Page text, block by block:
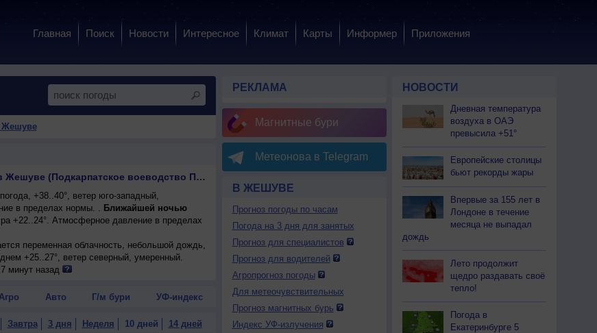
Главная Поиск Новости Интересное Климат Карты Информер Приложения
Жешуве
Прогноз погоды на 10 дней в Жешуве (Подкарпатское воеводство Польша)
+38..40°, ветер юго-западный,
в пределах нормы. . Ближайшей ночью
+22..24°. Атмосферное давление в пределах
переменная облачность, небольшой дождь,
+25..27°, ветер северный, умеренный.
облачность, небольшой дождь, возможна
малооблачная погода; ночью +16..18°,
ночью +12..14°, днем +28..30°, ветер слабый.
минут назад
Авто Г/м бури УФ-индекс
Завтра 3 дня Неделя 10 дней 14 дней
РЕКЛАМА
Магнитные бури
Метеонова в Telegram
В ЖЕШУВЕ
Прогноз погоды по часам
Погода на 3 дня для занятых
Прогноз для специалистов
Прогноз для водителей
Агропрогноз погоды
Для метеочувствительных
Прогноз магнитных бурь
Индекс УФ-излучения
НОВОСТИ
Дневная температура
воздуха в ОАЭ
превысила +51°
Европейские столицы
бьют рекорды жары
Впервые за 155 лет в
Лондоне в течение
месяца не выпадал
дождь
Лето продолжит
щедро раздавать своё
тепло!
Погода в
Екатеринбурге 5